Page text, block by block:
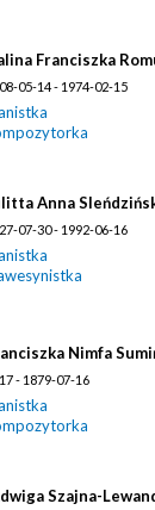
Franciszka
05-14 - 1974-02-15
Anna
07-30 - 1992-06-16
Nimfa
- 1879-07-16
Szajna-